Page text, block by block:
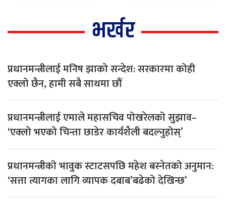
भर्खर
प्रधानमन्त्रीलाई मनिष झाको सन्देश: सरकारमा कोही
एक्लो छैन, हामी सबै साथमा छौँ
प्रधानमन्त्रीलाई एमाले महासचिव पोखरेलको सुझाव–
‘एक्लो भएको चिन्ता छाडेर कार्यशैली बदल्नुहोस्’
प्रधानमन्त्रीको भावुक स्टाटसपछि महेश बस्नेतको अनुमान:
‘सत्ता त्यागका लागि व्यापक दबाब’बढेको देखिन्छ’